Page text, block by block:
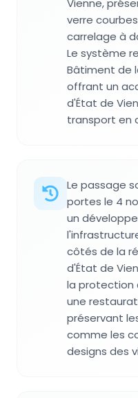
Vienne,
verre
carrelage à
Le système
Bâtiment de
offrant un
d'État de
transport en
Le passage
portes le 4
un
côtés de la
d'État de
la protection
une
préservant
comme les
designs des